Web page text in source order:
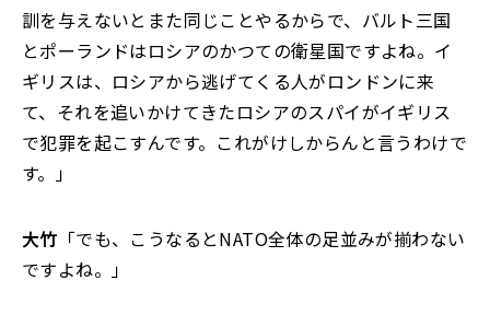
訓を与えないとまた同じことやるからで、バルト三国
とポーランドはロシアのかつての衛星国ですよね。イ
ギリスは、ロシアから逃げてくる人がロンドンに来
て、それを追いかけてきたロシアのスパイがイギリス
で犯罪を起こすんです。これがけしからんと言うわけで
す。」
大竹 「でも、こうなるとNATO全体の足並みが揃わない
ですよね。」